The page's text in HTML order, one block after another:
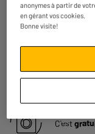
Jusqu'en
C'est
anonymes à partir de
en gérant vos cookies.
Bonne visite!